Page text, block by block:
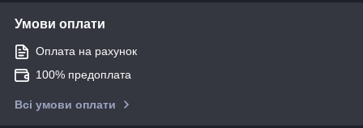
Умови оплати
Оплата на рахунок
100% предоплата
Всі умови оплати